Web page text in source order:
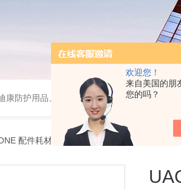
欢迎您！
来自美国的朋
您的吗？
防护用品、wiggens实验仪器，摇床、磁力搅
配件耗材 > 6-713-07UACJ製箔亚速旺铝